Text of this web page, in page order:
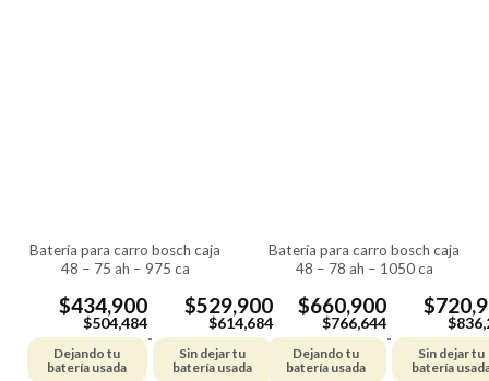
página
de
producto
página
de
producto
batería para carro bosch caja
48 – 75 ah – 975 ca
$434,900
$504,484
Dejando tu
batería usada
-
$529,900
$614,684
Sin dejar tu
batería usada
batería para carro bosch caja
48 – 78 ah – 1050 ca
$660,900
$766,644
Dejando tu
batería usada
-
$
$
Sin dejar tu
batería